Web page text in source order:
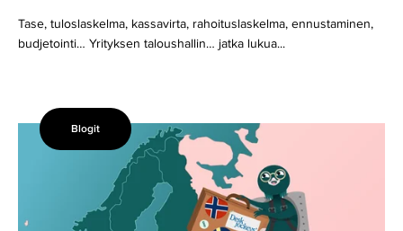
Tase, tuloslaskelma, kassavirta, rahoituslaskelma, ennustaminen,
budjetointi… Yrityksen taloushallin… jatka lukua...
Yritys
Suomessa,
ja
Blogit